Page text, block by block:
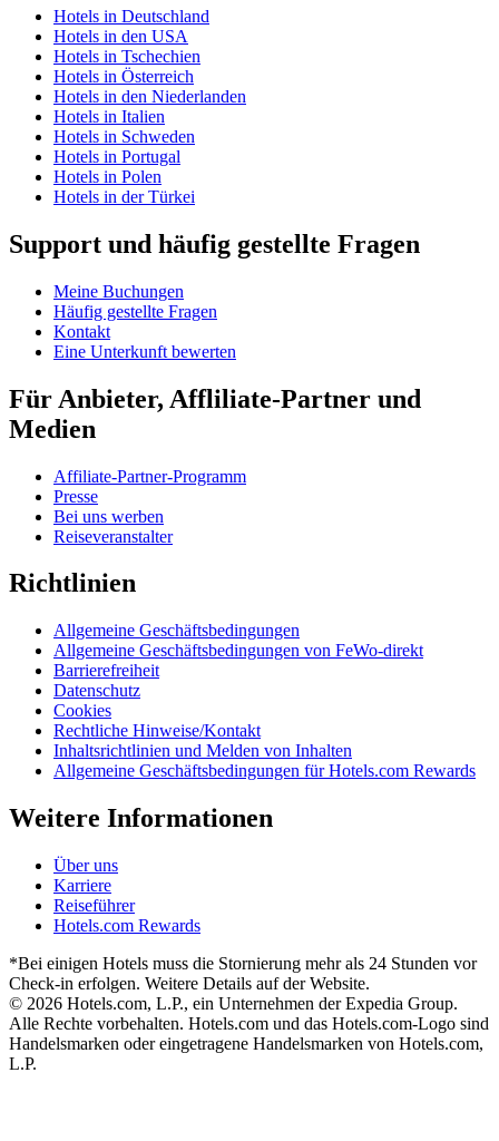
Hotels in Deutschland
Hotels in den USA
Hotels in Tschechien
Hotels in Österreich
Hotels in den Niederlanden
Hotels in Italien
Hotels in Schweden
Hotels in Portugal
Hotels in Polen
Hotels in der Türkei
Support und häufig gestellte Fragen
Meine Buchungen
Häufig gestellte Fragen
Kontakt
Eine Unterkunft bewerten
Für Anbieter, Affliliate-Partner und
Medien
Affiliate-Partner-Programm
Presse
Bei uns werben
Reiseveranstalter
Richtlinien
Allgemeine Geschäftsbedingungen
Allgemeine Geschäftsbedingungen von FeWo-direkt
Barrierefreiheit
Datenschutz
Cookies
Rechtliche Hinweise/Kontakt
Inhaltsrichtlinien und Melden von Inhalten
Allgemeine Geschäftsbedingungen für Hotels.com Rewards
Weitere Informationen
Über uns
Karriere
Reiseführer
Hotels.com Rewards
*Bei einigen Hotels muss die Stornierung mehr als 24 Stunden vor
Check-in erfolgen. Weitere Details auf der Website.
© 2026 Hotels.com, L.P., ein Unternehmen der Expedia Group.
Alle Rechte vorbehalten. Hotels.com und das Hotels.com-Logo sind
Handelsmarken oder eingetragene Handelsmarken von Hotels.com,
L.P.